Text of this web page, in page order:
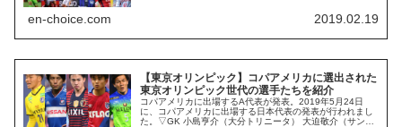
en-choice.com 2019.02.19
【東京オリンピック】コパアメリカに選出された
東京オリンピック世代の選手たちを紹介
コパアメリカに出場するA代表が発表。2019年5月24日
に、コパアメリカに出場する日本代表の発表が行われまし
た。▽GK 小島亨介（大分トリニータ） 大迫敬介（サンフ